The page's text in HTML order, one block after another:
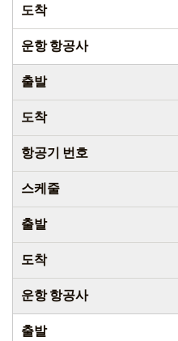
도착
운항 항공사
출발
도착
항공기 번호
스케줄
출발
도착
운항 항공사
출발